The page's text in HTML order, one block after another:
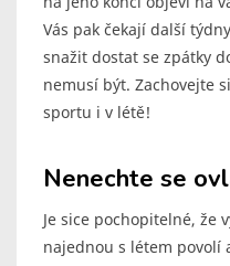
Vás pak čekají další
snažit dostat se zpátky
nemusí být. Zachovejte
sportu i v létě!
Nenechte se
Je sice pochopitelné, že
najednou s létem povolí